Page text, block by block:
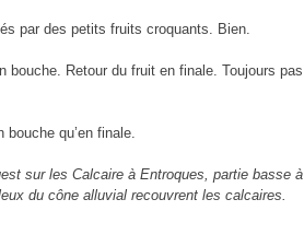
par des petits fruits croquants. Bien.
bouche. Retour du fruit en finale. Toujours pas
qu’en finale.
sur les Calcaire à Entroques, partie basse à
du cône alluvial recouvrent les calcaires.